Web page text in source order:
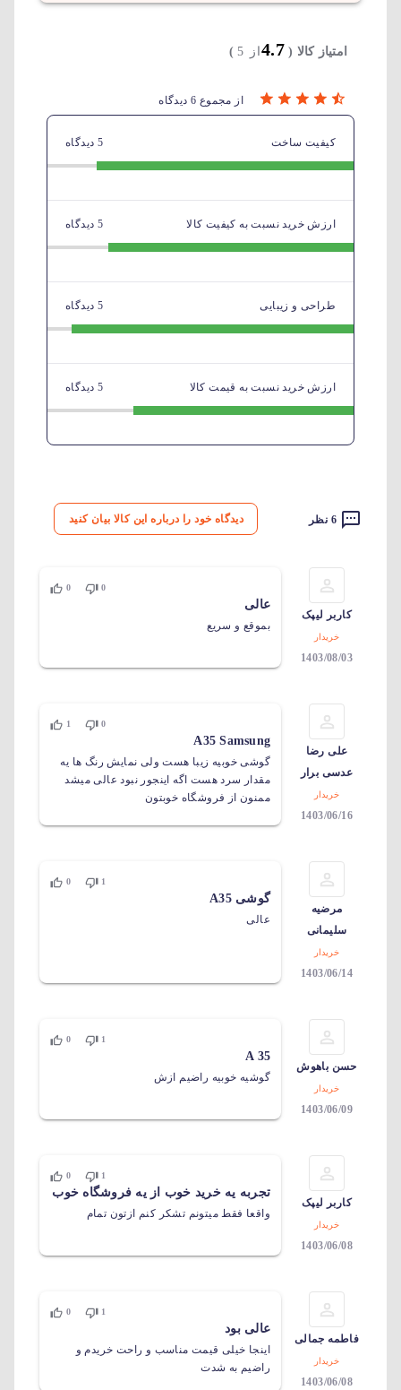
امتیاز کالا ( 4.7از 5 )
از مجموع 6 دیدگاه
کیفیت ساخت 5 دیدگاه
ارزش خرید نسبت به کیفیت کالا 5 دیدگاه
طراحی و زیبایی 5 دیدگاه
ارزش خرید نسبت به قیمت کالا 5 دیدگاه
6 نظر دیدگاه خود را درباره این کالا بیان کنید
کاربر لیپک
خریدار
1403/08/03
0
0
عالی
بموقع و سریع
علی رضا
عدسی برار
خریدار
1403/06/16
0
1
A35 Samsung
گوشی خوبیه زیبا هست ولی نمایش رنگ ها یه
مقدار سرد هست اگه اینجور نبود عالی میشد
ممنون از فروشگاه خوبتون
مرضیه
سلیمانی
خریدار
1403/06/14
1
0
گوشی A35
عالی
حسن باهوش
خریدار
1403/06/09
1
0
A 35
گوشیه خوبیه راضیم ازش
کاربر لیپک
خریدار
1403/06/08
1
0
تجربه یه خرید خوب از یه فروشگاه خوب
واقعا فقط میتونم تشکر کنم ازتون تمام
فاطمه جمالی
خریدار
1403/06/08
1
0
عالی بود
اینجا خیلی قیمت مناسب و راحت خریدم و
راضیم به شدت